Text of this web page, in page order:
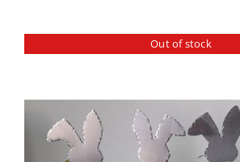
Out of stock